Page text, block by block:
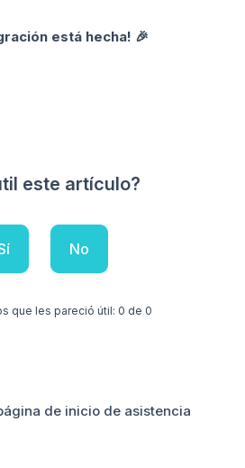
está hecha! 🎉
este artículo?
No
que les pareció útil: 0 de 0
de inicio de asistencia